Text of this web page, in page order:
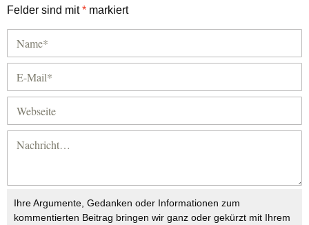
Felder sind mit* markiert
Ihre Argumente, Gedanken oder Informationen zum
kommentierten Beitrag bringen wir ganz oder gekürzt mit Ihrem